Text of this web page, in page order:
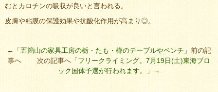
むとカロチンの吸収が良いと言われる。
皮膚や粘膜の保護効果や抗酸化作用が高まり◎。
←「五箇山の家具工房の栃・たも・樺のテーブルやベンチ 」前の記
事へ 次の記事へ「フリークライミング。7月19日(土)東海ブロ
ック国体予選が行われます。
」→